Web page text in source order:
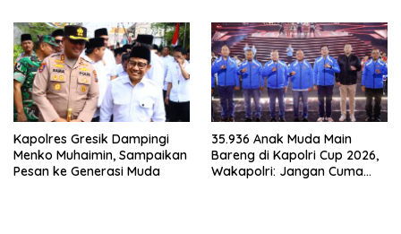
Kapolres Gresik Dampingi
Menko Muhaimin, Sampaikan
Pesan ke Generasi Muda
35.936 Anak Muda Main
Bareng di Kapolri Cup 2026,
Wakapolri: Jangan Cuma